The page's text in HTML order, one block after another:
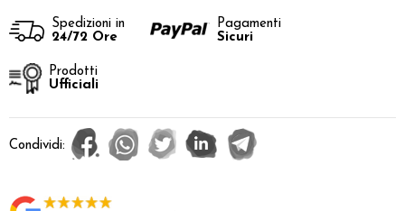
Spedizioni in
24/72 Ore
Pagamenti
Sicuri
Prodotti
Ufficiali
Condividi: